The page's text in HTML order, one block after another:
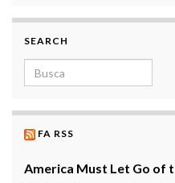
SEARCH
Search for:
FA RSS
America Must Let Go of